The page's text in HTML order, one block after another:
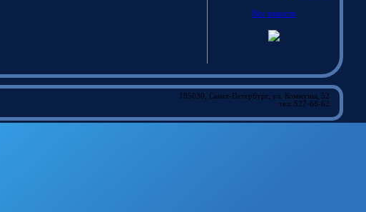
Все новости
195030, Санкт-Петербург, ул. Коммуны, 52
тел: 527-68-62